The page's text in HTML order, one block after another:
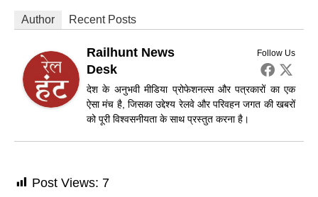
Author Recent Posts
Follow Us
Railhunt News
Desk
देश के अनुभवी मीडिया प्रोफेशनल्स और पत्रकारों का एक
ऐसा मंच है, जिसका उद्देश्य रेलवे और परिवहन जगत की खबरों
को पूरी विश्वसनीयता के साथ प्रस्तुत करना है।
Post Views: 7